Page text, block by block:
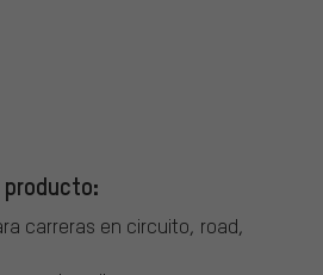
carreras en circuito, road,